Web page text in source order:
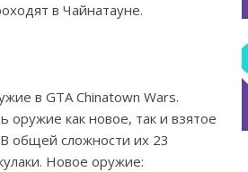
в Чайнатауне.
в GTA Chinatown Wars.
оружие как новое, так и взятое
общей сложности их 23
Новое оружие: